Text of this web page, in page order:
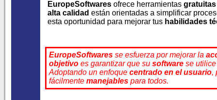
EuropeSoftwares ofrece herramientas gratuitas
alta calidad están orientadas a simplificar
esta oportunidad para mejorar tus habilidades
EuropeSoftwares se esfuerza por mejorar la
objetivo es garantizar que su software se
Adoptando un enfoque centrado en el usuario,
fácilmente manejables para todos.